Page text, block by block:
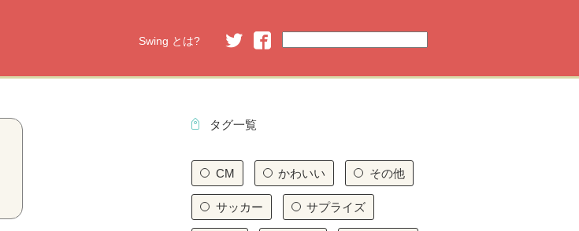
Swing とは?
タグ一覧
CM かわいい その他
サッカー サプライズ